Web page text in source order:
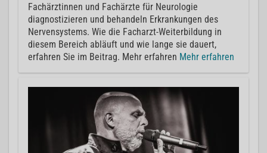
Fachärztinnen und Fachärzte für Neurologie
diagnostizieren und behandeln Erkrankungen des
Nervensystems. Wie die Facharzt-Weiterbildung in
diesem Bereich abläuft und wie lange sie dauert,
erfahren Sie im Beitrag. Mehr erfahren Mehr erfahren